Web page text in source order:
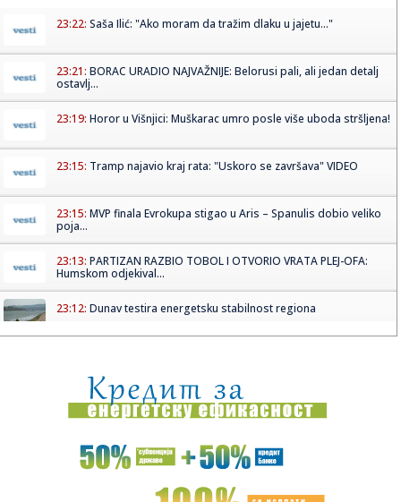
23:22: Saša Ilić: "Ako moram da tražim dlaku u jajetu..."
23:21: BORAC URADIO NAJVAŽNIJE: Belorusi pali, ali jedan detalj
ostavlj...
23:19: Horor u Višnjici: Muškarac umro posle više uboda stršljena!
23:15: Tramp najavio kraj rata: "Uskoro se završava" VIDEO
23:15: MVP finala Evrokupa stigao u Aris – Spanulis dobio veliko
poja...
23:13: PARTIZAN RAZBIO TOBOL I OTVORIO VRATA PLEJ-OFA:
Humskom odjekival...
23:12: Dunav testira energetsku stabilnost regiona
23:02:Minimalac dominantne Rijeke, šok za Škendiju na Ostrvu
23:00:Vučić kaže da će poštovati zakon “iako je glup”
FIFA im uplatila novac, oni odbijaju da podrže Infantina